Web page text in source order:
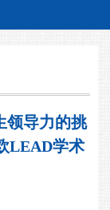
领导力的挑
LEAD学术